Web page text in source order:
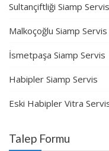
Sultançiftliği Siamp Servis
Malkoçoğlu Siamp Servis
İsmetpaşa Siamp Servis
Habipler Siamp Servis
Eski Habipler Vitra
Talep Formu